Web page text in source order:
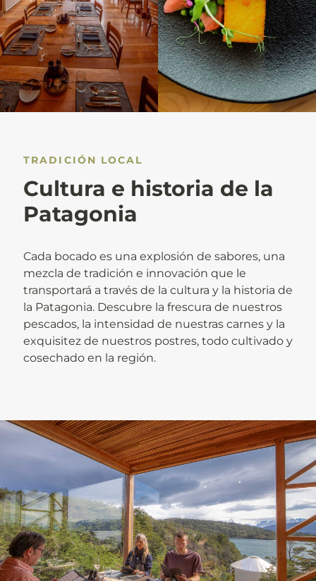
TRADICIÓN LOCAL
Cultura e historia de la
Patagonia
Cada bocado es una explosión de sabores, una
mezcla de tradición e innovación que le
transportará a través de la cultura y la historia de
la Patagonia. Descubre la frescura de nuestros
pescados, la intensidad de nuestras carnes y la
exquisitez de nuestros postres, todo cultivado y
cosechado en la región.